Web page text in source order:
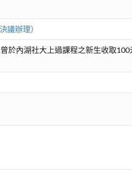
議辦理）
內湖社大上過課程之新生收取